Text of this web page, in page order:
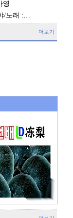
영
/노래 :…
더보기